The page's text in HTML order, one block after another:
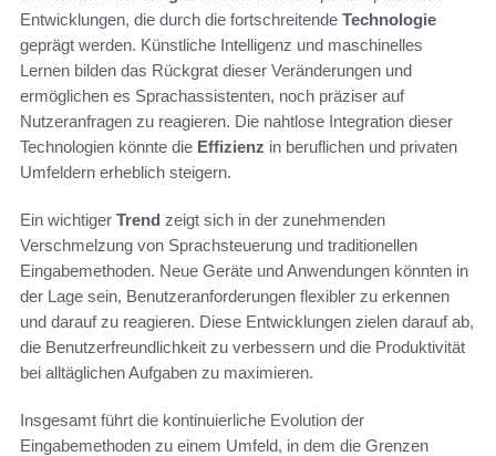
Entwicklungen, die durch die fortschreitende Technologie
geprägt werden. Künstliche Intelligenz und maschinelles
Lernen bilden das Rückgrat dieser Veränderungen und
ermöglichen es Sprachassistenten, noch präziser auf
Nutzeranfragen zu reagieren. Die nahtlose Integration dieser
Technologien könnte die Effizienz in beruflichen und privaten
Umfeldern erheblich steigern.
Ein wichtiger Trend zeigt sich in der zunehmenden
Verschmelzung von Sprachsteuerung und traditionellen
Eingabemethoden. Neue Geräte und Anwendungen könnten in
der Lage sein, Benutzeranforderungen flexibler zu erkennen
und darauf zu reagieren. Diese Entwicklungen zielen darauf ab,
die Benutzerfreundlichkeit zu verbessern und die Produktivität
bei alltäglichen Aufgaben zu maximieren.
Insgesamt führt die kontinuierliche Evolution der
Eingabemethoden zu einem Umfeld, in dem die Grenzen